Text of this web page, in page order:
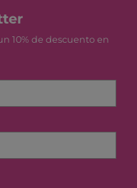
10% de descuento en